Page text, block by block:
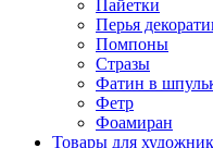
Пайетки
Перья
Помпоны
Стразы
Фатин в
Фетр
Фоамиран
Товары для